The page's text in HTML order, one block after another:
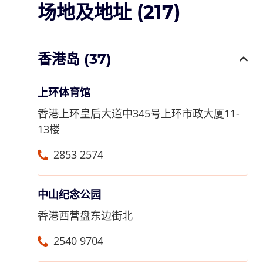
场地及地址 (217)
香港岛 (37)
上环体育馆
香港上环皇后大道中345号上环市政大厦11-
13楼
2853 2574
中山纪念公园
香港西营盘东边街北
2540 9704